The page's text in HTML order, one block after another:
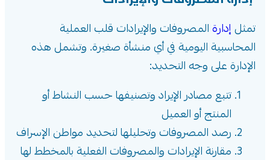
تمثل إدارة المصروفات والإيرادات قلب العملية
المحاسبية اليومية في أي منشأة صغيرة. وتشمل هذه
الإدارة على وجه التحديد:
تتبع مصادر الإيراد وتصنيفها حسب النشاط أو
المنتج أو العميل
رصد المصروفات وتحليلها لتحديد مواطن الإسراف
مقارنة الإيرادات والمصروفات الفعلية بالمخطط لها